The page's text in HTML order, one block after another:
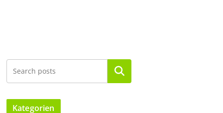
Suchen
Kategorien